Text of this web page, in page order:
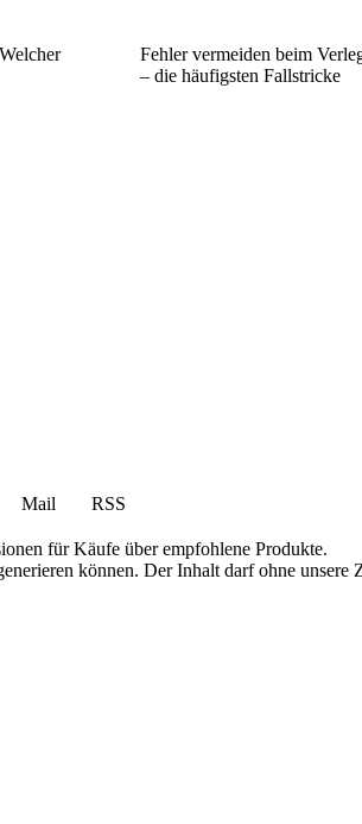
Fehler vermeiden beim
– die häufigsten Fallstricke
Mail
RSS
für Käufe über empfohlene Produkte.
können. Der Inhalt darf ohne